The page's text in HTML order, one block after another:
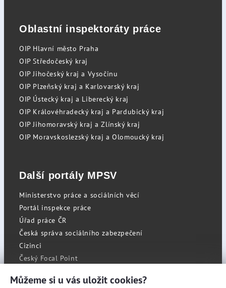
Oblastní inspektoráty práce
OIP Hlavní město Praha
OIP Středočeský kraj
OIP Jihočeský kraj a Vysočinu
OIP Plzeňský kraj a Karlovarský kraj
OIP Ústecký kraj a Liberecký kraj
OIP Královéhradecký kraj a Pardubický kraj
OIP Jihomoravský kraj a Zlínský kraj
OIP Moravskoslezský kraj a Olomoucký kraj
Další portály MPSV
Ministerstvo práce a sociálních věcí
Portál inspekce práce
Úřad práce ČR
Česká správa sociálního zabezpečení
Cizinci
Český Focal Point
Můžeme si u vás uložit cookies?